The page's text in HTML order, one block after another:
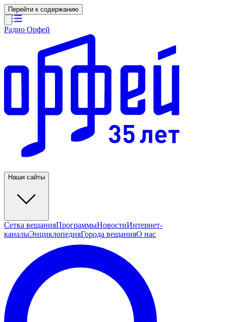
Перейти к содержанию
Радио Орфей
Наши сайты
Сетка вещанияПрограммыНовостиИнтернет-
каналыЭнциклопедияГорода вещанияО нас